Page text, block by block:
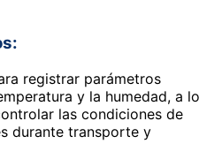
registrar parámetros
y la humedad, a lo
las condiciones de
durante transporte y